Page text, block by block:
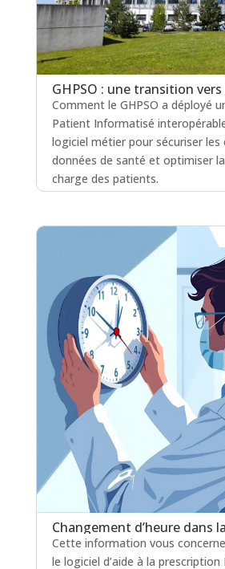
Comment le GHPSO a déployé
Patient Informatisé
logiciel métier pour sécuriser les
données de santé et optimiser
charge des patients.
Cette information vous
le logiciel d’aide à la prescription